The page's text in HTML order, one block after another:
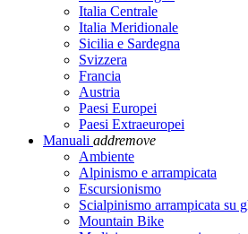
Italia Centrale
Italia Meridionale
Sicilia e Sardegna
Svizzera
Francia
Austria
Paesi Europei
Paesi Extraeuropei
Manuali addremove
Ambiente
Alpinismo e arrampicata
Escursionismo
Scialpinismo arrampicata su
Mountain Bike